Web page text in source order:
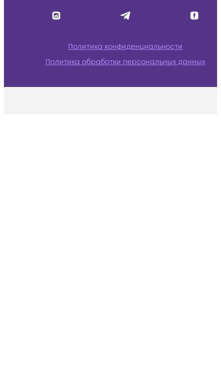
Политика конфиденциальности
Политика обработки персональных данных